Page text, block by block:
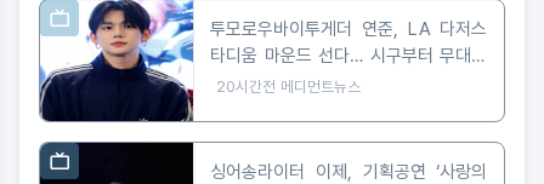
투모로우바이투게더 연준, LA 다저스
타디움 마운드 선다… 시구부터 무대까
지
20시간전 메디먼트뉴스
싱어송라이터 이제, 기획공연 ‘사랑의